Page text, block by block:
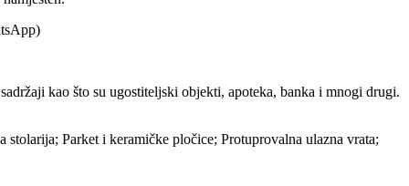
kao što su ugostiteljski objekti, apoteka, banka i mnogi drugi.
Parket i keramičke pločice; Protuprovalna ulazna vrata;